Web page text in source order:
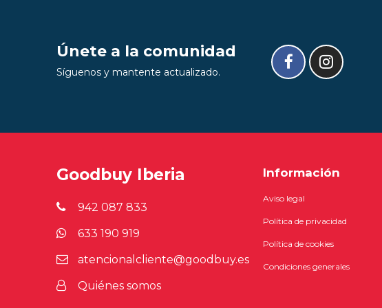
Únete a la comunidad
Síguenos y mantente actualizado.
Goodbuy Iberia
942 087 833
633 190 919
atencionalcliente@goodbuy.es
Quiénes somos
Información
Aviso legal
Política de privacidad
Política de cookies
Condiciones generales